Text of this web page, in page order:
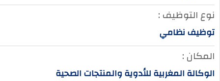
نوع التوظيف :
توظيف نظامي
المكان :
الوكالة المغربية للأدوية والمنتجات الصحية